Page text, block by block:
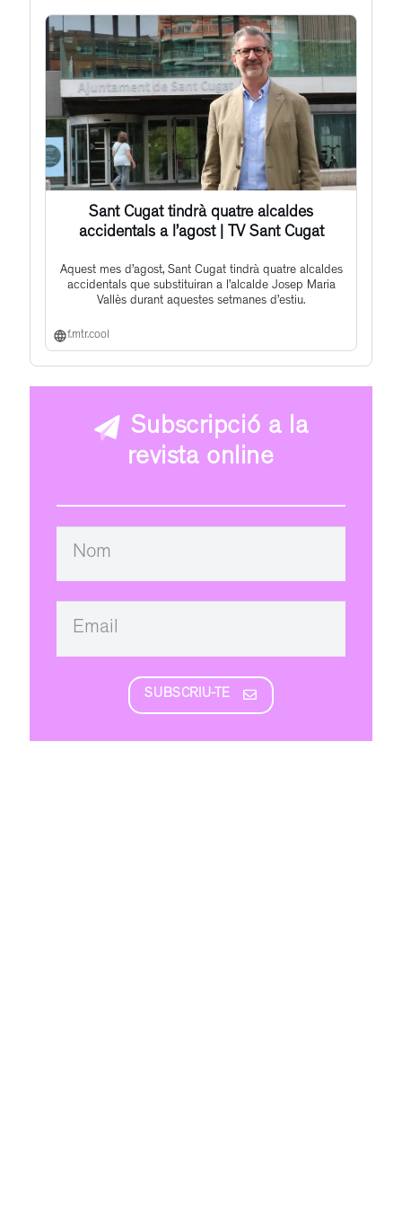
Sant Cugat tindrà quatre alcaldes
accidentals a l’agost | TV Sant Cugat
Aquest mes d’agost, Sant Cugat tindrà quatre alcaldes
accidentals que substituiran a l’alcalde Josep Maria
Vallès durant aquestes setmanes d’estiu.
f.mtr.cool
Subscripció a la
revista online
SUBSCRIU-TE